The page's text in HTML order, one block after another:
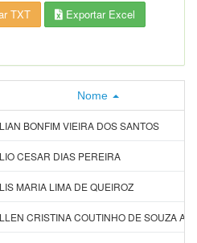
TXT
Exportar Excel
Nome
BONFIM VIEIRA DOS SANTOS
CESAR DIAS PEREIRA
MARIA LIMA DE QUEIROZ
CRISTINA COUTINHO DE SOUZA